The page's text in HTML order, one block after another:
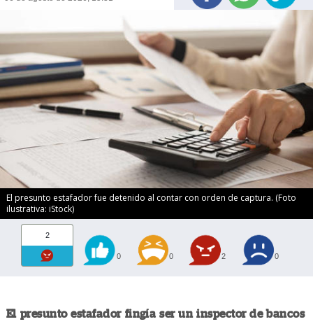
El presunto estafador fue detenido al contar con orden de captura. (Foto
ilustrativa: iStock)
2
0 0 2 0
El presunto estafador fingía ser un inspector de bancos